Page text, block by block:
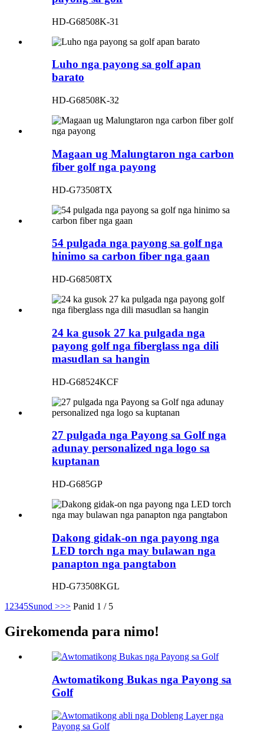
HD-G68508K-31
Luho nga payong sa golf apan
barato
HD-G68508K-32
Magaan ug Malungtaron nga carbon
fiber golf nga payong
HD-G73508TX
54 pulgada nga payong sa golf nga
hinimo sa carbon fiber nga gaan
HD-G68508TX
24 ka gusok 27 ka pulgada nga
payong golf nga fiberglass nga dili
masudlan sa hangin
HD-G68524KCF
27 pulgada nga Payong sa Golf nga
adunay personalized nga logo sa
kuptanan
HD-G685GP
Dakong gidak-on nga payong nga
LED torch nga may bulawan nga
panapton nga pangtabon
HD-G73508KGL
1 2345Sunod >>> Panid 1 / 5
Girekomenda para nimo!
Awtomatikong Bukas nga Payong sa
Golf